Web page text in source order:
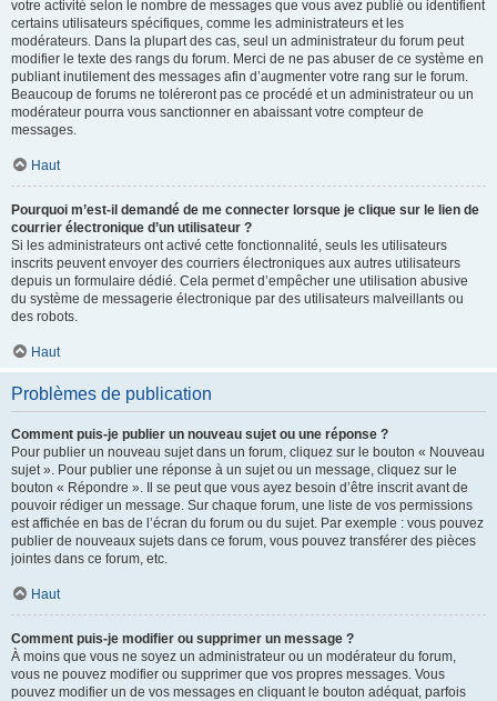
votre activité selon le nombre de messages que vous avez publié ou identifient
certains utilisateurs spécifiques, comme les administrateurs et les
modérateurs. Dans la plupart des cas, seul un administrateur du forum peut
modifier le texte des rangs du forum. Merci de ne pas abuser de ce système en
publiant inutilement des messages afin d’augmenter votre rang sur le forum.
Beaucoup de forums ne toléreront pas ce procédé et un administrateur ou un
modérateur pourra vous sanctionner en abaissant votre compteur de
messages.
Haut
Pourquoi m’est-il demandé de me connecter lorsque je clique sur le lien de
courrier électronique d’un utilisateur ?
Si les administrateurs ont activé cette fonctionnalité, seuls les utilisateurs
inscrits peuvent envoyer des courriers électroniques aux autres utilisateurs
depuis un formulaire dédié. Cela permet d’empêcher une utilisation abusive
du système de messagerie électronique par des utilisateurs malveillants ou
des robots.
Haut
Problèmes de publication
Comment puis-je publier un nouveau sujet ou une réponse ?
Pour publier un nouveau sujet dans un forum, cliquez sur le bouton « Nouveau
sujet ». Pour publier une réponse à un sujet ou un message, cliquez sur le
bouton « Répondre ». Il se peut que vous ayez besoin d’être inscrit avant de
pouvoir rédiger un message. Sur chaque forum, une liste de vos permissions
est affichée en bas de l’écran du forum ou du sujet. Par exemple : vous pouvez
publier de nouveaux sujets dans ce forum, vous pouvez transférer des pièces
jointes dans ce forum, etc.
Haut
Comment puis-je modifier ou supprimer un message ?
À moins que vous ne soyez un administrateur ou un modérateur du forum,
vous ne pouvez modifier ou supprimer que vos propres messages. Vous
pouvez modifier un de vos messages en cliquant le bouton adéquat, parfois